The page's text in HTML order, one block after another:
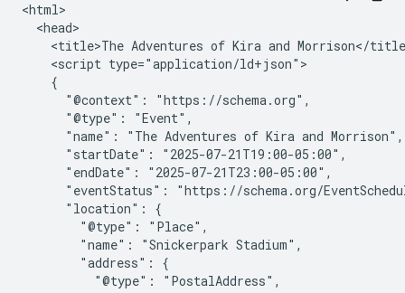
<html>
  <head>
<title>The Adventures of Kira and Morrison</
    <script type="application/ld+json">
    {
      "@context": "https://schema.org",
      "@type": "Event",
      "name": "The Adventures of Kira and Morrison",
      "startDate": "2025-07-21T19:00-05:00",
      "endDate": "2025-07-21T23:00-05:00",
"eventStatus": "https://schema.org/
      "location": {
        "@type": "Place",
        "name": "Snickerpark Stadium",
        "address": {
          "@type": "PostalAddress",